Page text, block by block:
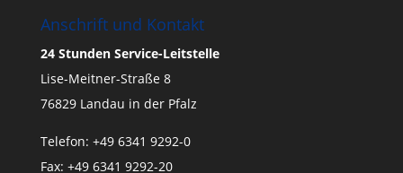
Anschrift und Kontakt
24 Stunden Service-Leitstelle
Lise-Meitner-Straße 8
76829 Landau in der Pfalz
Telefon: +49 6341 9292-0
Fax: +49 6341 9292-20